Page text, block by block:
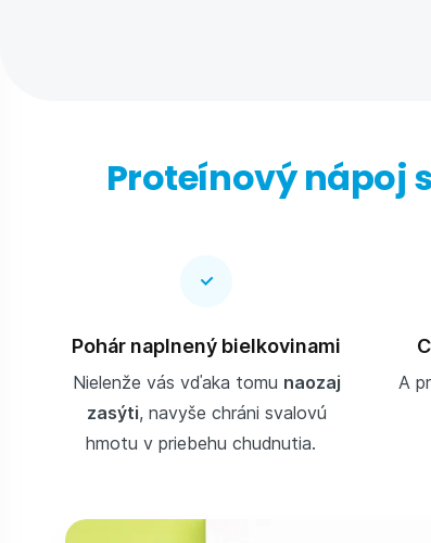
Proteínový nápoj
Pohár naplnený bielkovinami
Nielenže vás vďaka tomu naozaj
zasýti, navyše chráni svalovú
hmotu v priebehu chudnutia.
A